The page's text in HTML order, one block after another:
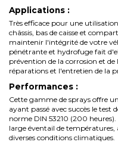
Applications :
Très efficace pour une
châssis, bas de caisse et
maintenir l'intégrité de votre
pénétrante et hydrofuge fait
prévention de la corrosion et de
réparations et l'entretien de la
Performances :
Cette gamme de sprays offre
ayant passé avec succès le test
norme DIN 53210 (200
large éventail de
diverses conditions climatiques.